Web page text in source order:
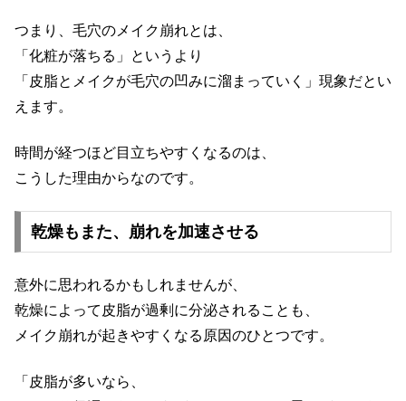
つまり、毛穴のメイク崩れとは、
「化粧が落ちる」というより
「皮脂とメイクが毛穴の凹みに溜まっていく」現象だとい
えます。
時間が経つほど目立ちやすくなるのは、
こうした理由からなのです。
乾燥もまた、崩れを加速させる
意外に思われるかもしれませんが、
乾燥によって皮脂が過剰に分泌されることも、
メイク崩れが起きやすくなる原因のひとつです。
「皮脂が多いなら、